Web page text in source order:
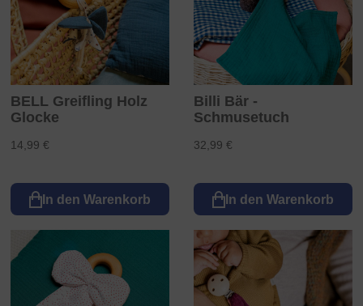
BELL Greifling Holz
Glocke
14,99 €
In den Warenkorb
Billi Bär -
Schmusetuch
32,99 €
In den Warenkorb